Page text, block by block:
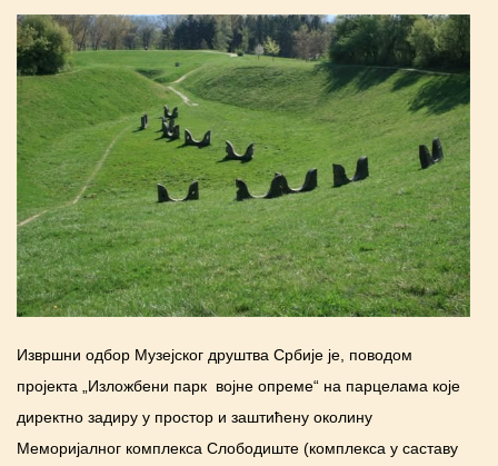
Извршни одбор Музејског друштва Србије је, поводом
пројекта „Изложбени парк војне опреме“ на парцелама које
директно задиру у простор и заштићену околину
Меморијалног комплекса Слободиште (комплекса у саставу